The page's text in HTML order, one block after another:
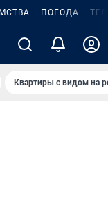
ПОГОДА
Квартиры с видом на